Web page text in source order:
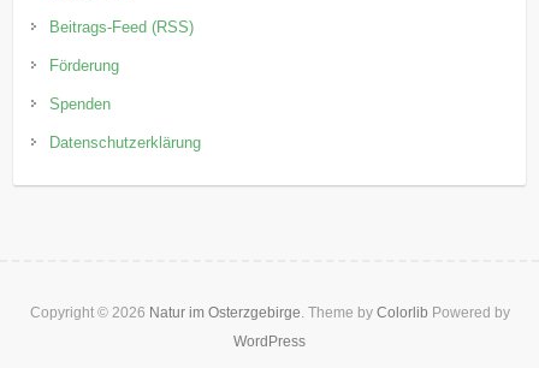
Beitrags-Feed (RSS)
Förderung
Spenden
Datenschutzerklärung
Copyright © 2026 Natur im Osterzgebirge. Theme by Colorlib Powered by
WordPress